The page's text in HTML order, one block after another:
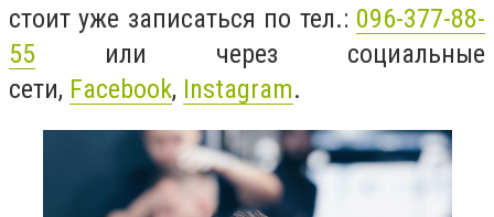
стоит уже записаться по тел.: 096-377-88-
55 или через социальные
сети, Facebook, Instagram.